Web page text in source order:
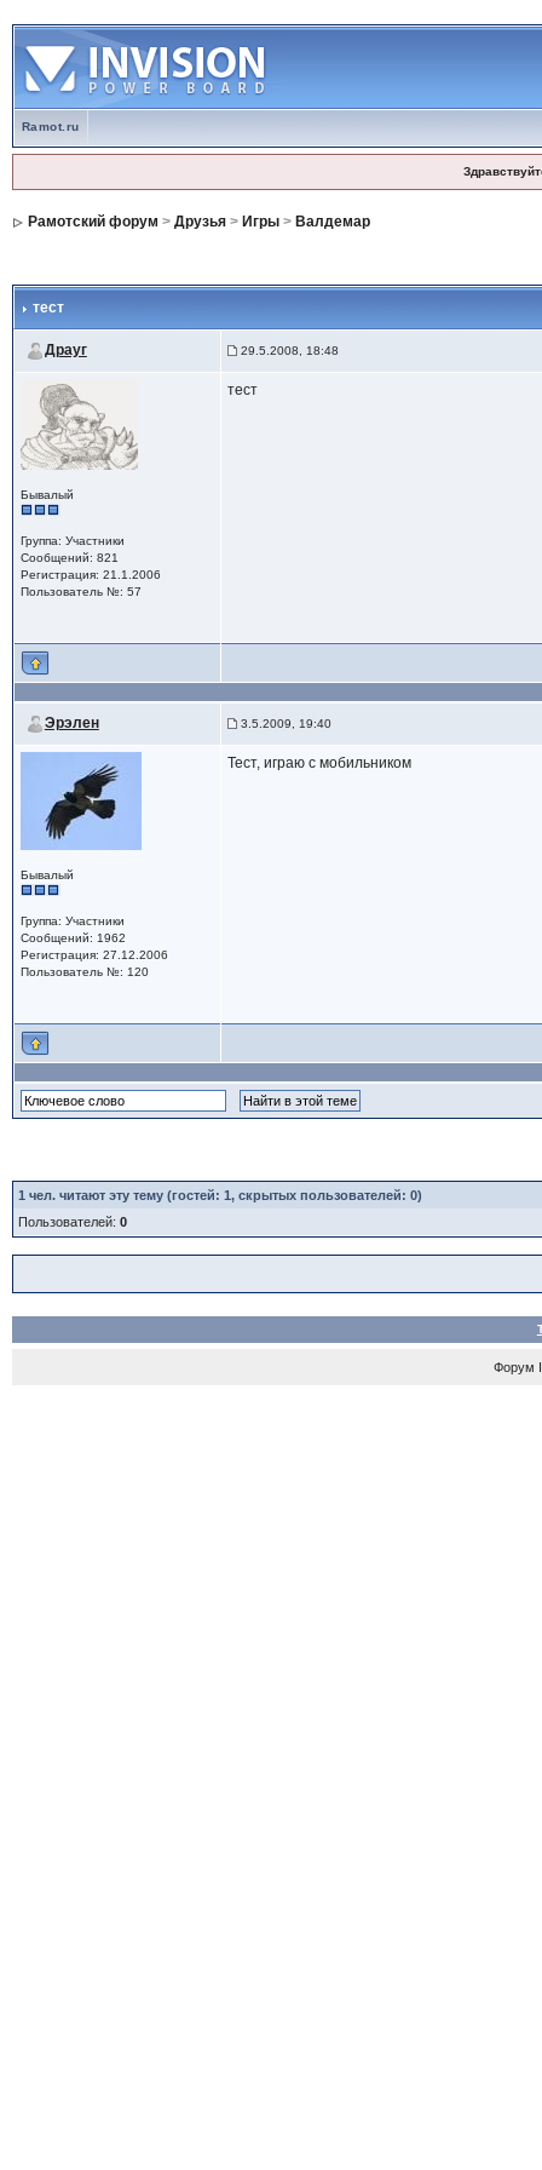
Ramot.ru
Рамотский форум > Друзья> Игры> Валдемар
тест
Драуг 29.5.2008, 18:48
Бывалый
Группа: Участники
Сообщений: 821
Регистрация: 21.1.2006
Пользователь №: 57
тест
Эрэлен 3.5.2009, 19:40
Бывалый
Группа: Участники
Сообщений: 1962
Регистрация: 27.12.2006
Пользователь №: 120
Тест, играю с мобильником
1 чел. читают эту тему (гостей: 1, скрытых пользователей: 0)
Пользователей: 0
Форум